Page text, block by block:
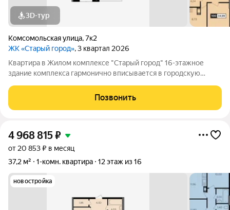
3D-тур
Комсомольская улица,7к2
ЖК «Старый город», 3 квартал 2026
Квартира в Жилом комплексе "Старый город" 16-этажное
здание комплекса гармонично вписывается в городскую
различных планировок ждут своих счастливых обладателей.
Современные технологии и
Позвонить
4 968 815₽
от 20 853 ₽ в месяц
37,2 м²
1-комн. квартира 12 этаж из 16
новостройка